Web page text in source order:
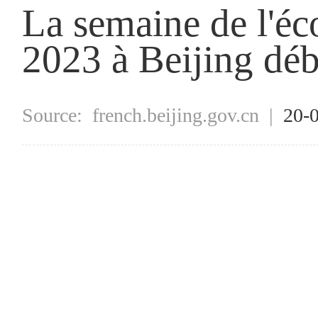
La semaine de
2023 à Beijing
Source: french.beijing.gov.cn | 20-